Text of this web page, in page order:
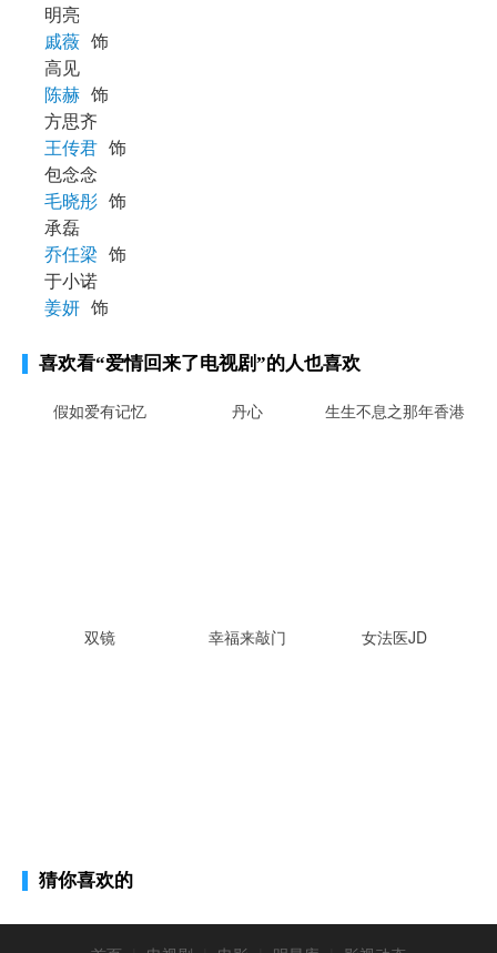
明亮
戚薇 饰
高见
陈赫 饰
方思齐
王传君 饰
包念念
毛晓彤 饰
承磊
乔任梁 饰
于小诺
姜妍 饰
喜欢看“爱情回来了电视剧”的人也喜欢
假如爱有记忆 丹心
生生不息之那年香港
双镜 幸福来敲门 女法医JD
猜你喜欢的